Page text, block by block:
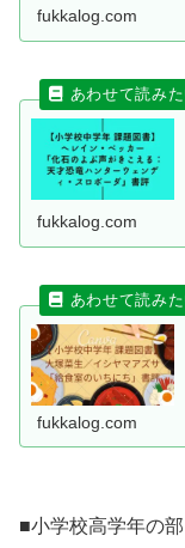
fukkalog.com
fukkalog.com
fukkalog.com
■小学校高学年の部